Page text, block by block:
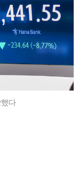
다